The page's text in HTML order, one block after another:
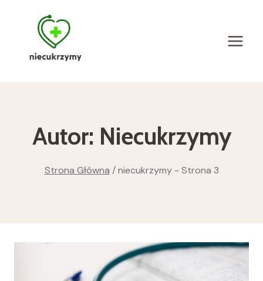
Autor: Niecukrzymy
Strona Główna / niecukrzymy- Strona 3